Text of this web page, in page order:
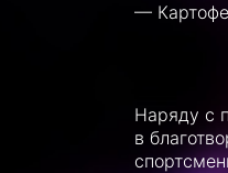
—
Наряду с
в